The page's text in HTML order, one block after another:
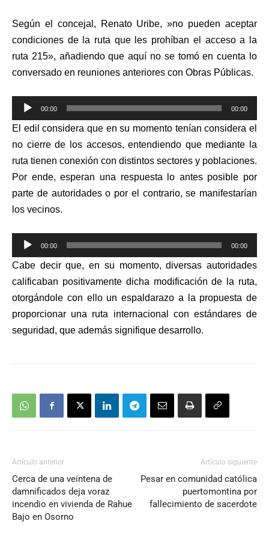
Según el concejal, Renato Uribe, »no pueden aceptar
condiciones de la ruta que les prohíban el acceso a la
ruta 215», añadiendo que aquí no se tomó en cuenta lo
conversado en reuniones anteriores con Obras Públicas.
Reproductor
de
audio
00:00 00:00
El edil considera que en su momento tenían considera el
no cierre de los accesos, entendiendo que mediante la
ruta tienen conexión con distintos sectores y poblaciones.
Por ende, esperan una respuesta lo antes posible por
parte de autoridades o por el contrario, se manifestarían
los vecinos.
Reproductor
de
audio
00:00 00:00
Cabe decir que, en su momento, diversas autoridades
calificaban positivamente dicha modificación de la ruta,
otorgándole con ello un espaldarazo a la propuesta de
proporcionar una ruta internacional con estándares de
seguridad, que además signifique desarrollo.
Artículo anterior
Cerca de una veintena de
damnificados deja voraz
incendio en vivienda de Rahue
Bajo en Osorno
Artículo siguiente
Pesar en comunidad católica
puertomontina por
fallecimiento de sacerdote